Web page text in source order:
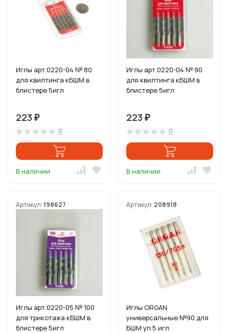
Иглы арт.0220-04 № 80
для квилтинга кБШМ в
блистере 5игл
223 ₽
0
В наличии
Иглы арт.0220-04 № 90
для квилтинга кБШМ в
блистере 5игл
223 ₽
0
В наличии
Артикул:198627
Иглы арт.0220-05 № 100
для трикотажа кБШМ в
блистере 5игл
Артикул: 208918
Иглы ORGAN
универсальные №90 для
БШМ уп.5 игл